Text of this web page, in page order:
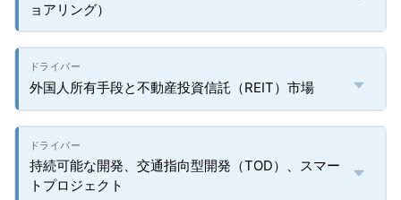
ョアリング）
外国人所有手段と不動産投資信託（REIT）市場
持続可能な開発、交通指向型開発（TOD）、スマー
トプロジェクト